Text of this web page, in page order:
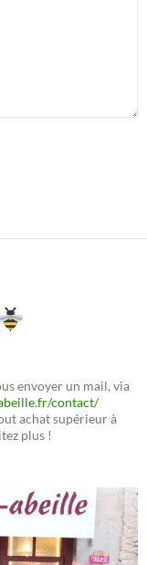
envoyer un mail, via
contact/
achat supérieur à
plus !